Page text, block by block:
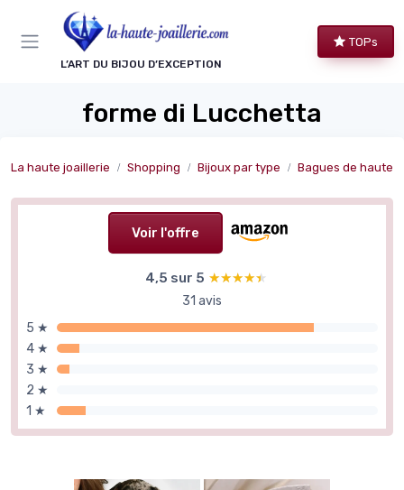
L’ART DU BIJOU D’EXCEPTION
TOPs
forme di Lucchetta
La haute joaillerie Shopping Bijoux par type Bagues de haute
Voir l'offre
4,5 sur 5 ★★★★★
★★★★★
31 avis
5 ★
4 ★
3 ★
2 ★
1 ★
Panneau de gestion des cookies